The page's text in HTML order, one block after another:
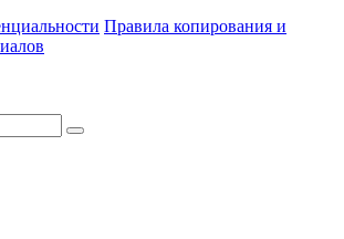
Правила копирования и